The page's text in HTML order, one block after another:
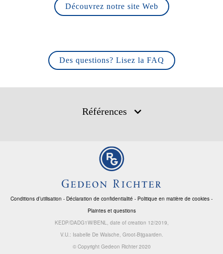
Découvrez notre site Web
Des questions? Lisez la FAQ
Références
Conditions d’utilisation - Déclaration de confidentialité - Politique en matière de cookies -
Plaintes et questions
KEDP/DADG1W/BENL, date of creation 12/2019,
V.U.: Isabelle De Walsche, Groot-Bijgaarden.
© Copyright Gedeon Richter 2020